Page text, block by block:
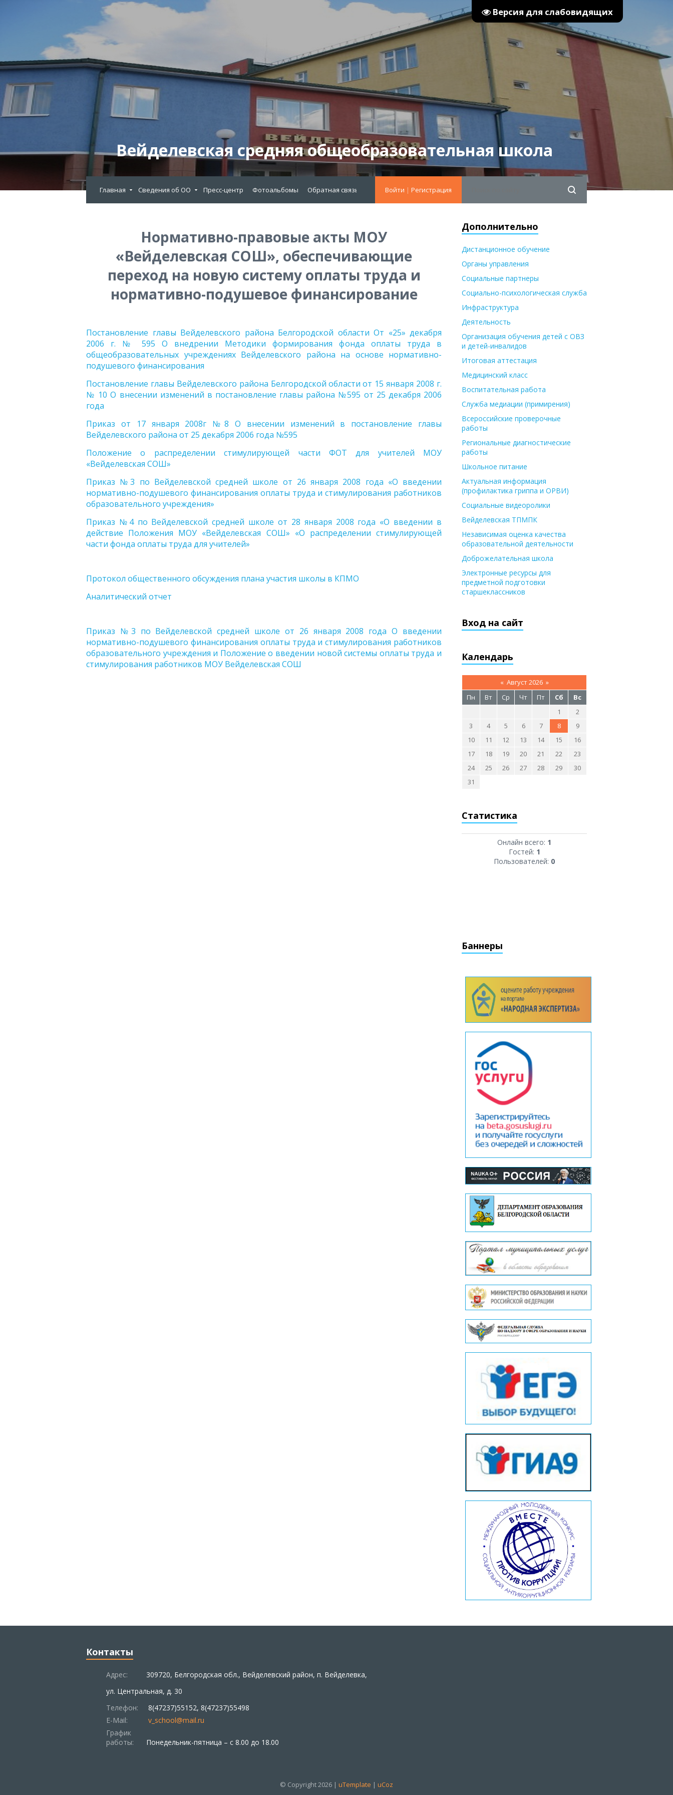
Версия для слабовидящих
Вейделевская средняя общеобразовательная школа
Войти | Регистрация
Главная Сведения об ОО Пресс-центр Фотоальбомы Обратная связь меню октябрь 2021
Нормативно-правовые акты МОУ
«Вейделевская СОШ», обеспечивающие
переход на новую систему оплаты труда и
нормативно-подушевое финансирование
Постановление главы Вейделевского района Белгородской области От «25» декабря
2006 г. № 595 О внедрении Методики формирования фонда оплаты труда в
общеобразовательных учреждениях Вейделевского района на основе нормативно-
подушевого финансирования
Постановление главы Вейделевского района Белгородской области от 15 января 2008 г.
№ 10 О внесении изменений в постановление главы района №595 от 25 декабря 2006
года
Приказ от 17 января 2008г №8 О внесении изменений в постановление главы
Вейделевского района от 25 декабря 2006 года №595
Положение о распределении стимулирующей части ФОТ для учителей МОУ
«Вейделевская СОШ»
Приказ №3 по Вейделевской средней школе от 26 января 2008 года «О введении
нормативно-подушевого финансирования оплаты труда и стимулирования работников
образовательного учреждения»
Приказ №4 по Вейделевской средней школе от 28 января 2008 года «О введении в
действие Положения МОУ «Вейделевская СОШ» «О распределении стимулирующей
части фонда оплаты труда для учителей»
Протокол общественного обсуждения плана участия школы в КПМО
Аналитический отчет
Приказ №3 по Вейделевской средней школе от 26 января 2008 года О введении
нормативно-подушевого финансирования оплаты труда и стимулирования работников
образовательного учреждения и Положение о введении новой системы оплаты труда и
стимулирования работников МОУ Вейделевская СОШ
Дополнительно
Дистанционное обучение
Органы управления
Социальные партнеры
Социально-психологическая служба
Инфраструктура
Деятельность
Организация обучения детей с ОВЗ
и детей-инвалидов
Итоговая аттестация
Медицинский класс
Воспитательная работа
Служба медиации (примирения)
Всероссийские проверочные
работы
Региональные диагностические
работы
Школьное питание
Актуальная информация
(профилактика гриппа и ОРВИ)
Социальные видеоролики
Вейделевская ТПМПК
Независимая оценка качества
образовательной деятельности
Доброжелательная школа
Электронные ресурсы для
предметной подготовки
старшеклассников
Вход на сайт
Календарь
« Август 2026 »
Пн
Вт Ср Чт Пт Сб
Вс
1
2
3
4 5 6 7 8
9
10
11 12 13 14 15
16
17
18 19 20 21 22
23
24
25 26 27 28 29
30
31
Статистика
Онлайн всего: 1
Гостей: 1
Пользователей: 0
Баннеры
Контакты
Адрес:
309720, Белгородская обл., Вейделевский район, п. Вейделевка,
ул. Центральная, д. 30
Телефон:
8(47237)55152, 8(47237)55498
E-Mail:
v_school@mail.ru
График
работы:
Понедельник-пятница – с 8.00 до 18.00
© Copyright 2026 | uTemplate | uCoz